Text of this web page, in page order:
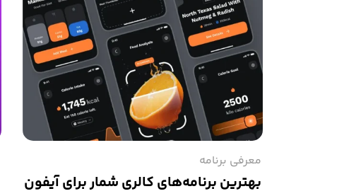
معرفی برنامه
بهترین برنامه‌های کالری‌ شمار برای آیفون